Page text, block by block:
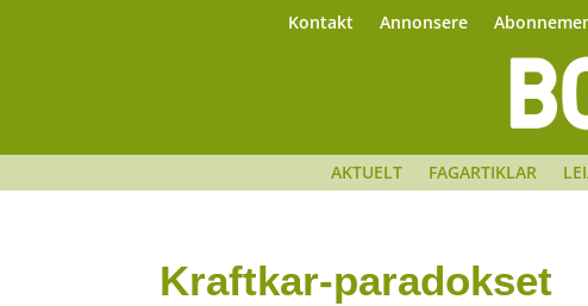
Kontakt Annonsere
AKTUELT FAGARTIKLAR
Kraftkar-paradokset